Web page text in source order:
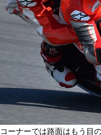
コーナーでは路面はもう目